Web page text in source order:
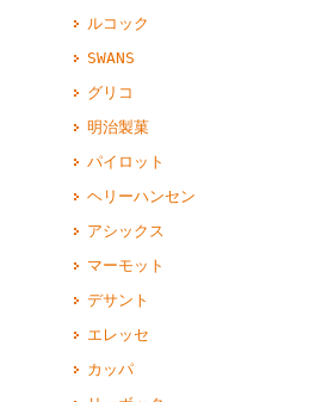
ルコック
SWANS
グリコ
明治製菓
パイロット
ヘリーハンセン
アシックス
マーモット
デサント
エレッセ
カッパ